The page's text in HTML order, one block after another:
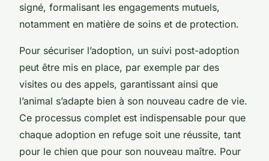
signé, formalisant les engagements mutuels,
notamment en matière de soins et de protection.
Pour sécuriser l’adoption, un suivi post-adoption
peut être mis en place, par exemple par des
visites ou des appels, garantissant ainsi que
l’animal s’adapte bien à son nouveau cadre de vie.
Ce processus complet est indispensable pour que
chaque adoption en refuge soit une réussite, tant
pour le chien que pour son nouveau maître. Pour